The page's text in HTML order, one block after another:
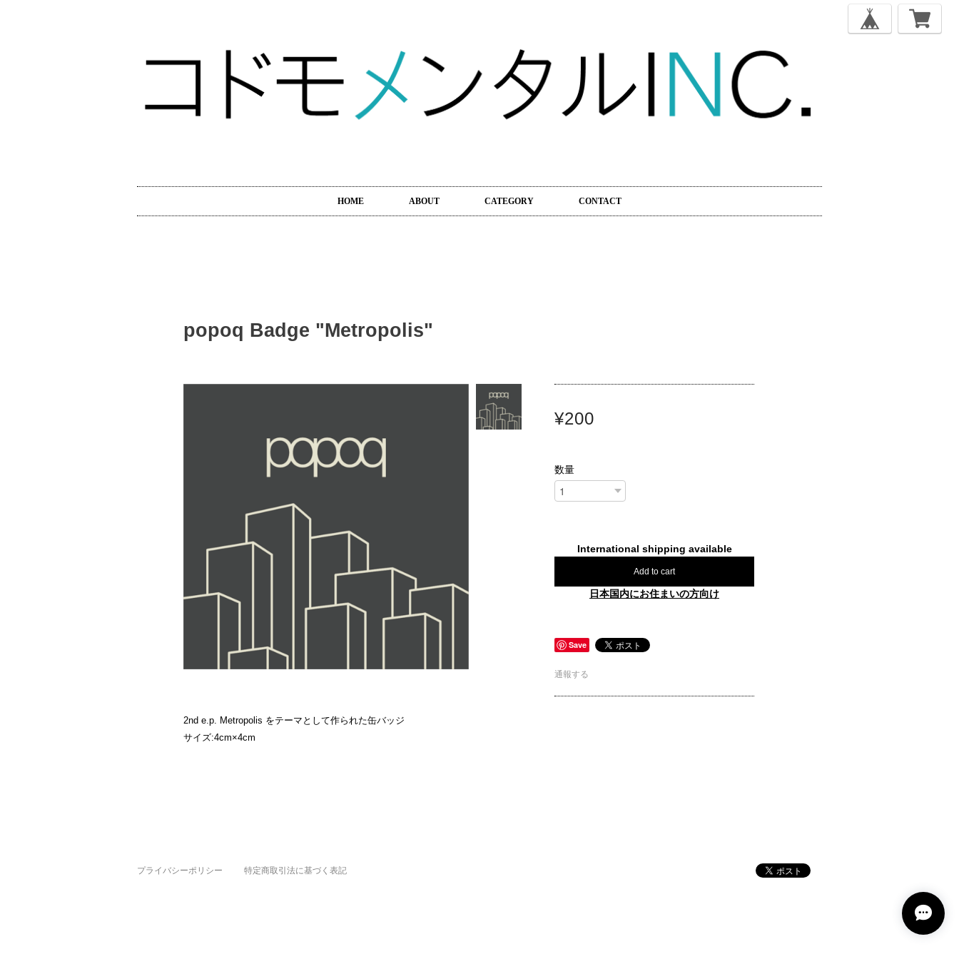
HOME ABOUT CATEGORY CONTACT
popoq Badge "Metropolis"
2nd e.p. Metropolis をテーマとして作られた缶バッジ
サイズ:4cm×4cm
¥200
数量
International shipping available
Add to cart
日本国内にお住まいの方向け
Save
通報する
プライバシーポリシー 特定商取引法に基づく表記